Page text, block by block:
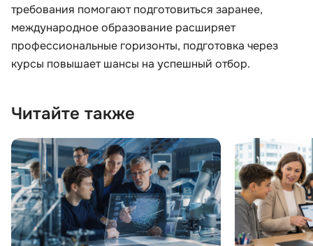
требования помогают подготовиться заранее,
международное образование расширяет
профессиональные горизонты, подготовка через
курсы повышает шансы на успешный отбор.
Читайте также